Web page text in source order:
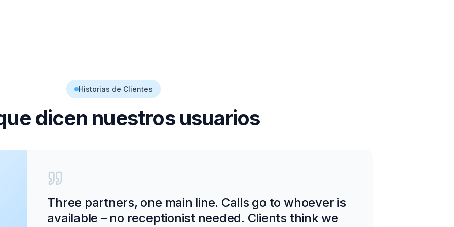
Historias de Clientes
dicen nuestros usuarios
Three partners, one main line. Calls go to whoever is
available – no receptionist needed. Clients think we